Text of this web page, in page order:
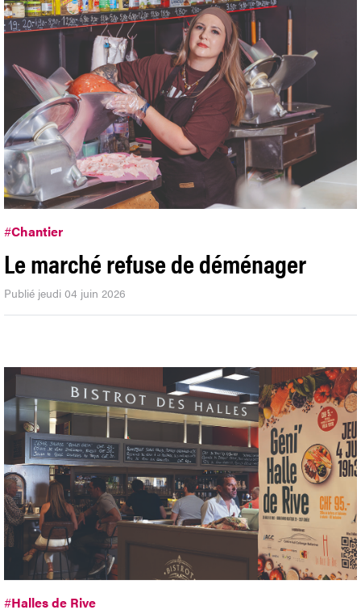
#Chantier
Le marché refuse de déménager
Publié jeudi 04 juin 2026
#Halles de Rive